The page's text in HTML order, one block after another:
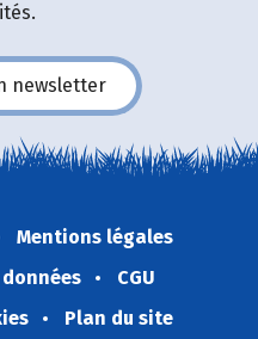
newsletter
Mentions légales
CGU
Plan du site